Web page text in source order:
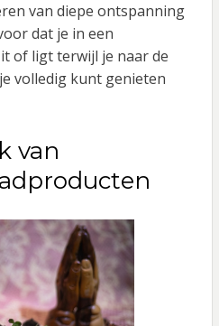
van diepe ontspanning
dat je in een
of ligt terwijl je naar de
volledig kunt genieten
van